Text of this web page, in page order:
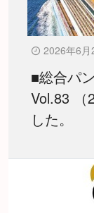
2026年6月
■総合パ
Vol.83 （
した。